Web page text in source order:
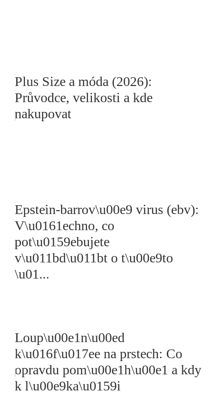
Plus Size a móda (2026):
Průvodce, velikosti a kde
nakupovat
Epstein-barrov\u00e9 virus (ebv):
V\u0161echno, co
pot\u0159ebujete
v\u011bd\u011bt o t\u00e9to
\u01...
Loup\u00e1n\u00ed
k\u016f\u017ee na prstech: Co
opravdu pom\u00e1h\u00e1 a kdy
k l\u00e9ka\u0159i